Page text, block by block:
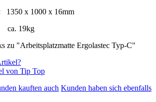
1350 x 1000 x 16mm
19kg
zu "Arbeitsplatzmatte Ergolastec Typ-C"
von Tip Top
kauften auch Kunden haben sich ebenfalls